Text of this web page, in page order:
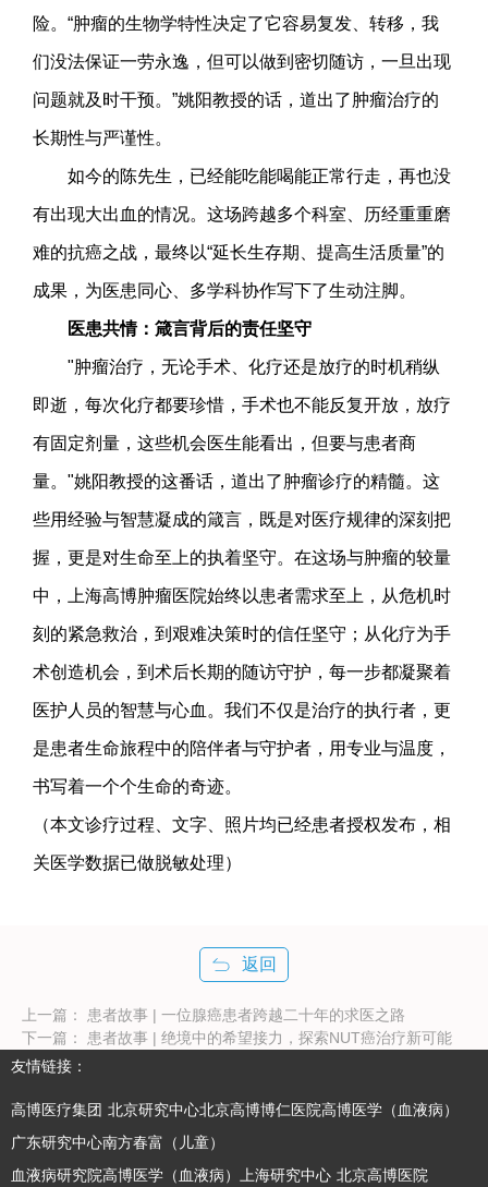
险。“肿瘤的生物学特性决定了它容易复发、转移，我
们没法保证一劳永逸，但可以做到密切随访，一旦出现
问题就及时干预。”姚阳教授的话，道出了肿瘤治疗的
长期性与严谨性。
如今的陈先生，已经能吃能喝能正常行走，再也没
有出现大出血的情况。这场跨越多个科室、历经重重磨
难的抗癌之战，最终以“延长生存期、提高生活质量”的
成果，为医患同心、多学科协作写下了生动注脚。
医患共情：箴言背后的责任坚守
"肿瘤治疗，无论手术、化疗还是放疗的时机稍纵
即逝，每次化疗都要珍惜，手术也不能反复开放，放疗
有固定剂量，这些机会医生能看出，但要与患者商
量。"姚阳教授的这番话，道出了肿瘤诊疗的精髓。这
些用经验与智慧凝成的箴言，既是对医疗规律的深刻把
握，更是对生命至上的执着坚守。在这场与肿瘤的较量
中，上海高博肿瘤医院始终以患者需求至上，从危机时
刻的紧急救治，到艰难决策时的信任坚守；从化疗为手
术创造机会，到术后长期的随访守护，每一步都凝聚着
医护人员的智慧与心血。我们不仅是治疗的执行者，更
是患者生命旅程中的陪伴者与守护者，用专业与温度，
书写着一个个生命的奇迹。
（本文诊疗过程、文字、照片均已经患者授权发布，相
关医学数据已做脱敏处理）
返回
上一篇：
患者故事 | 一位腺癌患者跨越二十年的求医之路
下一篇：
患者故事 | 绝境中的希望接力，探索NUT癌治疗新可能
友情链接：
高博医疗集团 北京研究中心北京高博博仁医院高博医学（血液病）
广东研究中心南方春富（儿童）
血液病研究院高博医学（血液病）上海研究中心 北京高博医院